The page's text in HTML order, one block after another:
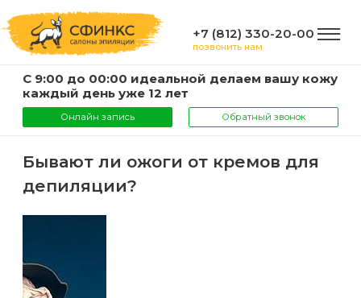
+7 (812) 330-20-00
позвонить нам
С 9:00 до 00:00 идеальной делаем вашу кожу
каждый день уже 12 лет
Онлайн запись Обратный звонок
ГЛАВНАЯ
Услуги
Эпиляция
О
компании
ИНФОРМАЦИЯ
Бывают ли ожоги от кремов для
депиляции?